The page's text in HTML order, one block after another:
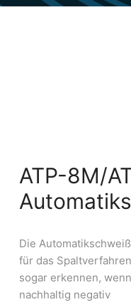
ATP-8M/
Die
für das
sogar erkennen,
nachhaltig negativ